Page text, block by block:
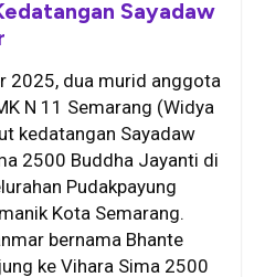
Sayadaw
2025, dua murid anggota
N 11 Semarang (Widya
kedatangan Sayadaw
2500 Buddha Jayanti di
Pudakpayung
Kota Semarang.
bernama Bhante
ke Vihara Sima 2500